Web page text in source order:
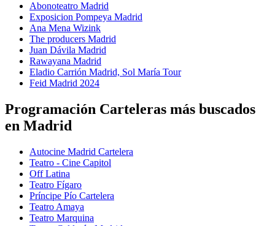
Abonoteatro Madrid
Exposicion Pompeya Madrid
Ana Mena Wizink
The producers Madrid
Juan Dávila Madrid
Rawayana Madrid
Eladio Carrión Madrid, Sol María Tour
Feid Madrid 2024
Programación Carteleras más buscados
en Madrid
Autocine Madrid Cartelera
Teatro - Cine Capitol
Off Latina
Teatro Fígaro
Príncipe Pío Cartelera
Teatro Amaya
Teatro Marquina